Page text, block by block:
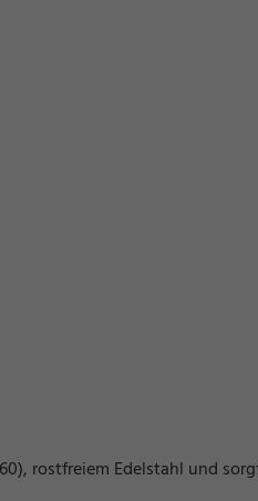
rostfreiem Edelstahl und